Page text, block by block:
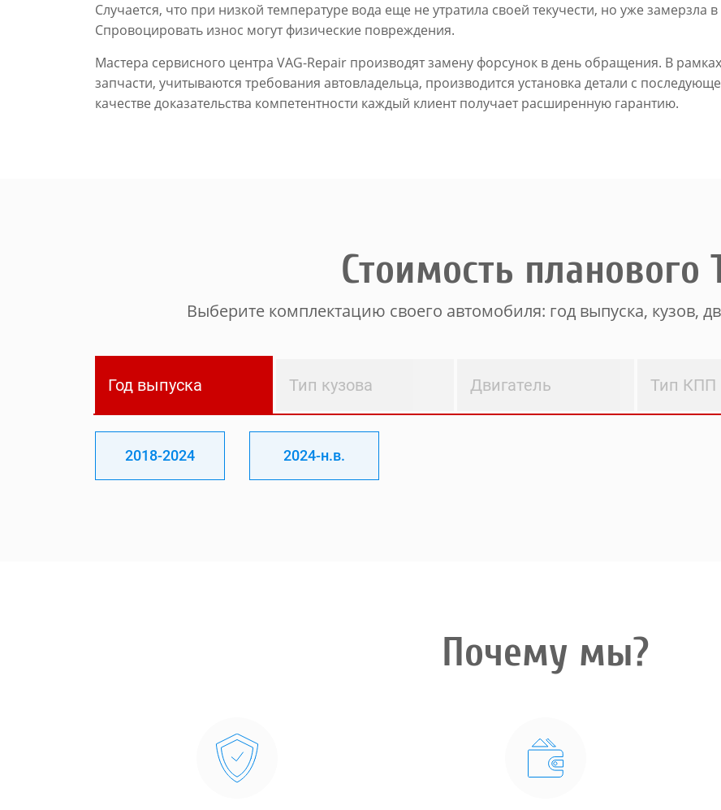
Случается, что при низкой температуре вода еще не утратила своей текучести, но уже замерзла
Спровоцировать износ могут физические повреждения.
Мастера сервисного центра VAG-Repair производят замену форсунок в день обращения. В
запчасти, учитываются требования автовладельца, производится установка детали с
качестве доказательства компетентности каждый клиент получает расширенную гарантию.
Стоимость планового
Выберите комплектацию своего автомобиля: год выпуска, кузов,
Год выпуска Тип кузова Двигатель Тип КПП
2018-2024 2024-н.в.
Почему мы?